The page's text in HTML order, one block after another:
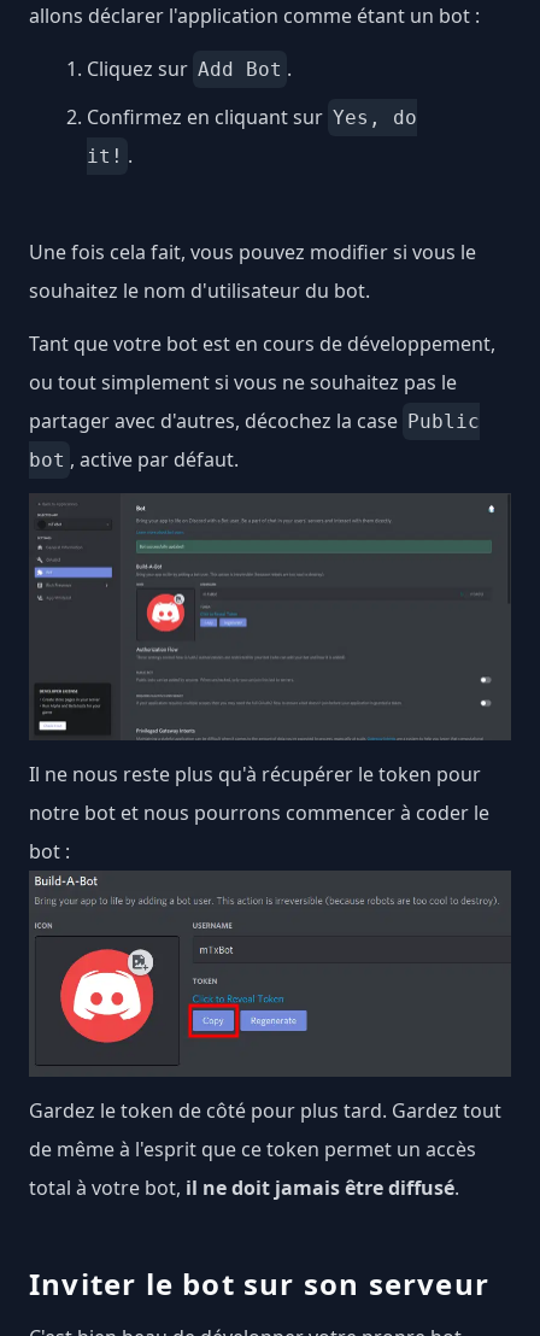
allons déclarer l'application comme étant un bot :
Cliquez sur Add Bot .
Confirmez en cliquant sur Yes, do
it! .
Une fois cela fait, vous pouvez modifier si vous le
souhaitez le nom d'utilisateur du bot.
Tant que votre bot est en cours de développement,
ou tout simplement si vous ne souhaitez pas le
partager avec d'autres, décochez la case Public
bot , active par défaut.
Il ne nous reste plus qu'à récupérer le token pour
notre bot et nous pourrons commencer à coder le
bot :
Gardez le token de côté pour plus tard. Gardez tout
de même à l'esprit que ce token permet un accès
total à votre bot, il ne doit jamais être diffusé.
Inviter le bot sur son serveur